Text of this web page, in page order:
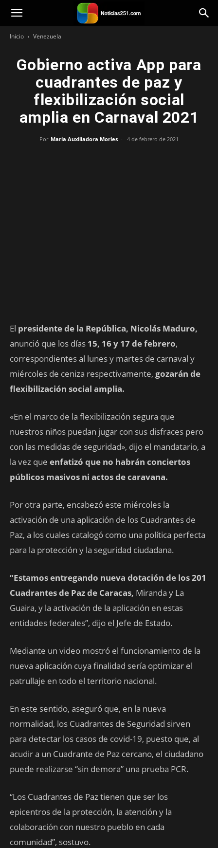
Noticias251
Inicio Venezuela
Gobierno activa App para
cuadrantes de paz y
flexibilización social
amplia en Carnaval 2021
Por María Auxiliadora Morles - 4 de febrero de 2021
El presidente de la República, Nicolás Maduro,
anunció que los días 15, 16 y 17 de febrero,
correspondientes al lunes y martes de carnaval y
miércoles de ceniza respectivamente, gozarán de
flexibilización social amplia.
«En el marco de la flexibilización segura que
nuestros niños puedan jugar con sus disfraces pero
con las medidas de seguridad», dijo el mandatario, a
la vez que enfatizó que no habrán conciertos
públicos masivos ni actos de caravana.
Por otra parte, encabezó este miércoles la
activación de una aplicación de los Cuadrantes de
Paz, a los cuales catalogó como una política perfecta
para la protección y la seguridad ciudadana.
“Estamos entregando nueva dotación de los 201
Cuadrantes de Paz de Caracas, Miranda y La
Guaira, y la activación de la aplicación en estas
entidades federales”, dijo el Jefe de Estado.
Mediante un video mostró el funcionamiento de la
nueva aplicación cuya finalidad sería optimizar el
patrullaje en todo el territorio nacional.
En este sentido, aseguró que, en la nueva
normalidad, los Cuadrantes de Seguridad sirven
para detectar los casos de covid-19, puesto que, al
acudir a un Cuadrante de Paz cercano, el ciudadano
puede realizarse “sin demora” una prueba PCR.
“Los Cuadrantes de Paz tienen que ser los
epicentros de la protección, la atención y la
colaboración con nuestro pueblo en cada
comunidad”, sostuvo.